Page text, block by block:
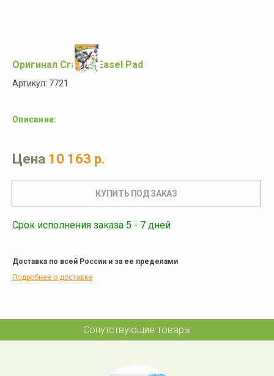
Оригинал Crayola Easel Pad
Артикул: 7721
Описание:
Цена 10 163 р.
Срок исполнения заказа 5 - 7 дней
Доставка по всей России и за ее пределами
Подробнее о доставке
Сопутствующие товары